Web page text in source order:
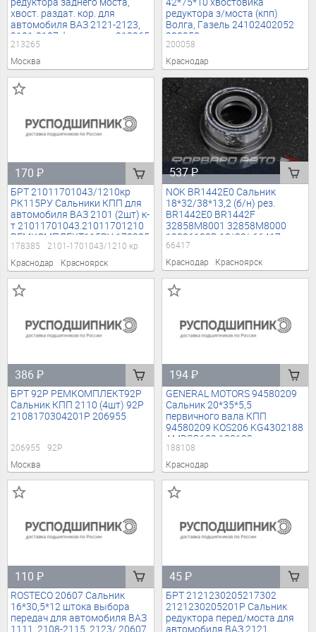
хвост. раздат. кор. для
автомобиля ВАЗ 2121-2123,
2101-2107 фторкаучук 213265
213265
Москва
редуктора з/моста (кпп)
Волга, Газель 24102402052
200058
200058
Краснодар
170₽
БРТ 21011701043/1210кр
РК115РУ Сальники КПП для
автомобиля ВАЗ 2101 (2шт) к-
т 21011701043.21011701210
РЕМКОМПЛЕКТ115РУ 178385
178385
2101-1701043/1210 кр
Краснодар
Красноярск
537₽
NOK BR1442E0 Сальник
18*32/38*13,2 (б/н) рез.
BR1442E0 BR1442F
32858M8001 32858M8000
19026180B 18*32* 66417
66417
Краснодар
Красноярск
386₽
БРТ 92Р РЕМКОМПЛЕКТ92Р
Сальник КПП 2110 (4шт) 92Р
2108170304201Р 206955
206955
92Р
Москва
194₽
GENERAL MOTORS 94580209
Сальник 20*35*5,5
первичного вала КПП
94580209 KOS206 KG4302188
AMDSG192 188108
188108
Краснодар
110₽
ROSTECO 20607 Сальник
16*30,5*12 штока выбора
передач для автомобиля ВАЗ
1111, 2108-2115, 2123/ 20607
45₽
БРТ 2121230205217302
2121230205201Р Сальник
редуктора перед/моста для
автомобиля ВАЗ 2121